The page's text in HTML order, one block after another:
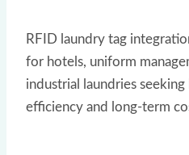
RFID laundry tag
for hotels, uniform
industrial laundries
efficiency and long-term